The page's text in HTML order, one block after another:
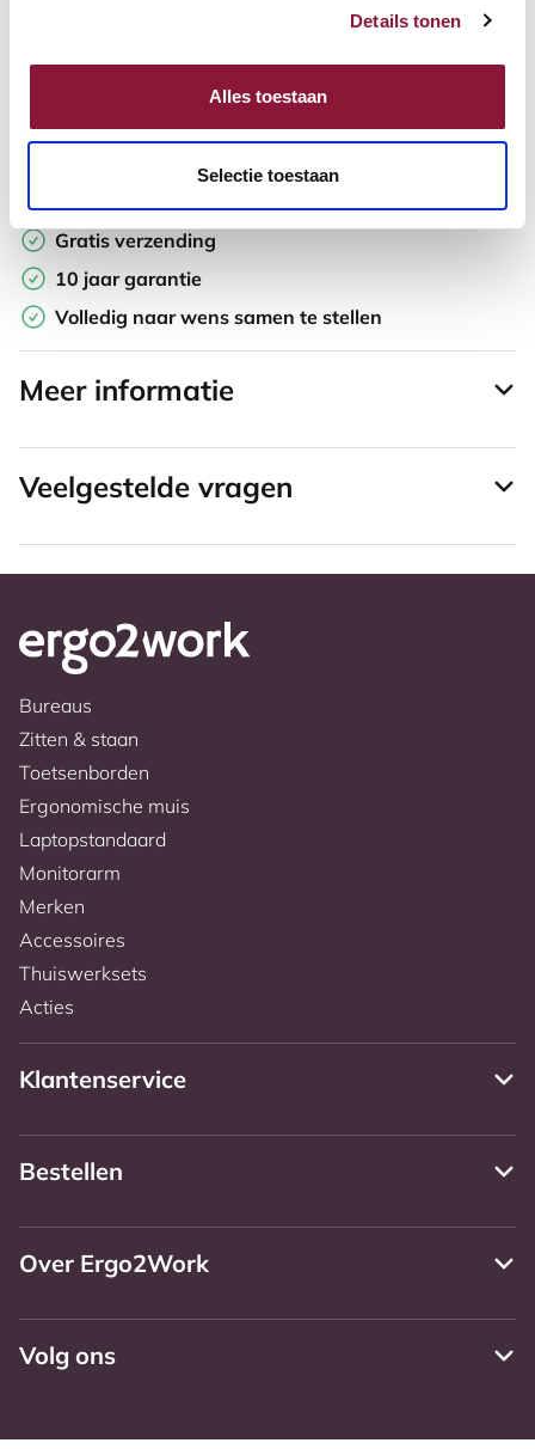
Details tonen
Alles toestaan
Selectie toestaan
direct een offerte op maat aan.
Toevoegen aan vergelijker
Gratis verzending
10 jaar garantie
Volledig naar wens samen te stellen
Meer informatie
Veelgestelde vragen
Bureaus
Zitten & staan
Toetsenborden
Ergonomische muis
Laptopstandaard
Monitorarm
Merken
Accessoires
Thuiswerksets
Acties
Klantenservice
Bestellen
Over Ergo2Work
Volg ons